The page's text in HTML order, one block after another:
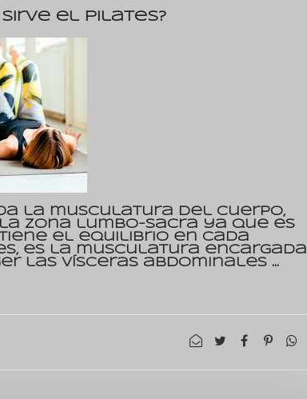
sirve el pilates?
la musculatura del cuerpo,
zona lumbo-sacra ya que es
el equilibrio en cada
es la musculatura encargada
las vísceras abdominales ...